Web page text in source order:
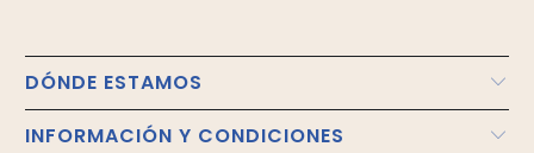
DÓNDE ESTAMOS
INFORMACIÓN Y CONDICIONES